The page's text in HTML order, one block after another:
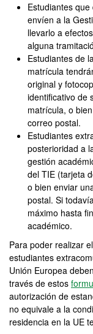
Estudiantes
envíen a la
llevarlo a
alguna
Estudiantes de
matrícula
original y
identificativo de
matrícula, o
correo postal.
Estudiantes
posterioridad a
gestión
del TIE (tarjeta
o bien enviar
postal. Si
máximo hasta
académico.
Para poder realizar
estudiantes
Unión Europea
través de estos
autorización de
no equivale a la
residencia en la UE